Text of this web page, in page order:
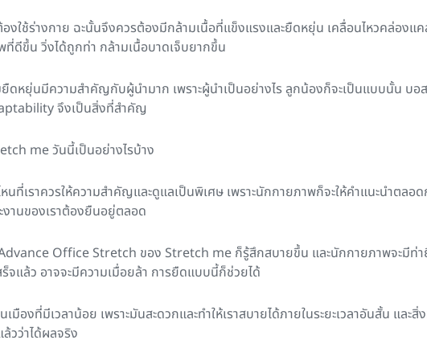
องใช้ร่างกาย ฉะนั้นจึงควรต้องมีกล้ามเนื้อที่แข็งแรงและยืดหยุ่น เคลื่อนไหวคล่อง
ที่ดีขึ้น วิ่งได้ถูกท่า กล้ามเนื้อบาดเจ็บยากขึ้น
ดหยุ่นมีความสำคัญกับผู้นำมาก เพราะผู้นำเป็นอย่างไร ลูกน้องก็จะเป็นแบบนั้น บ
จึงเป็นสิ่งที่สำคัญ
me วันนี้เป็นอย่างไรบ้าง
หนที่เราควรให้ความสำคัญและดูแลเป็นพิเศษ เพราะนักกายภาพก็จะให้คำแนะนำตล
งานของเราต้องยืนอยู่ตลอด
Office Stretch ของ Stretch me ก็รู้สึกสบายขึ้น และนักกายภาพจะมีท่ายื
ร็จแล้ว อาจจะมีความเมื่อยล้า การยืดแบบนี้ก็ช่วยได้
มืองที่มีเวลาน้อย เพราะมันสะดวกและทำให้เราสบายได้ภายในระยะเวลาอันสั้น แ
วว่าได้ผลจริง